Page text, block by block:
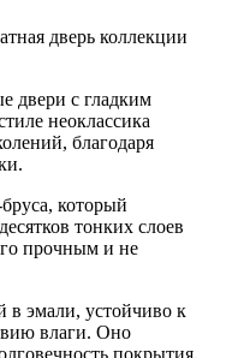
дверь коллекции
двери с гладким
неоклассика
благодаря
который
тонких слоев
прочным и не
в эмали, устойчиво к
влаги. Оно